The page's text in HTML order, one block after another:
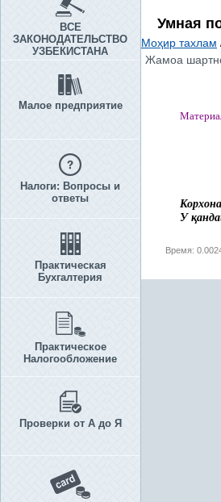
ВСЕ
ЗАКОНОДАТЕЛЬСТВО
УЗБЕКИСТАНА
Малое предприятие
Налоги: Вопросы и
ответы
Практическая
Бухгалтерия
Практическое
Налогообложение
Проверки от А до Я
Умная
Моҳир тахлам
Жамоа
У қ
Время: